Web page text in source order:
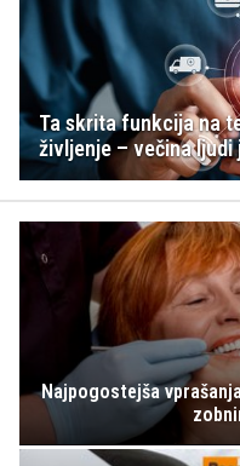
Ta skrita funkcija na
življenje – večina ljudi
Najpogostejša